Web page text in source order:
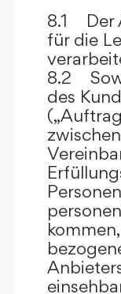
8.1 Der
für die
8.2
des